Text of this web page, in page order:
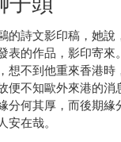
子頭
的詩文影印稿，她
表的作品，影印寄
想不到他重來香港時
便不知歐外來港的
分何其厚，而後期
在哉。